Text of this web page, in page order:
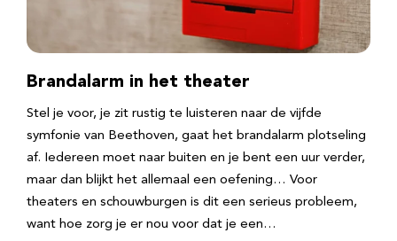
Brandalarm in het theater
Stel je voor, je zit rustig te luisteren naar de vijfde
symfonie van Beethoven, gaat het brandalarm plotseling
af. Iedereen moet naar buiten en je bent een uur verder,
maar dan blijkt het allemaal een oefening… Voor
theaters en schouwburgen is dit een serieus probleem,
want hoe zorg je er nou voor dat je een…